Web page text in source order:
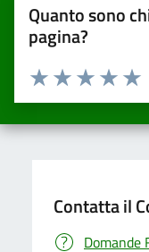
Quanto sono
pagina?
Valuta da 1 a 5 stelle la
Valuta
Valuta 3
Valuta 2 stelle
Valuta una stella
Contatta il
Domande